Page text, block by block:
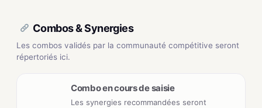
Combos & Synergies
Les combos validés par la communauté compétitive seront
répertoriés ici.
Combo en cours de saisie
Les synergies recommandées seront